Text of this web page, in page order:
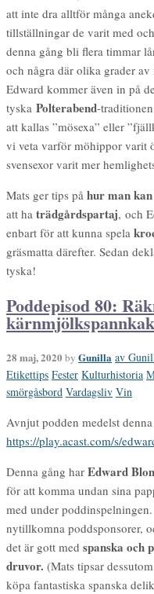
att inte dra alltför många
tillställningar de varit med
denna gång bli flera timmar
och några där olika grader
Edward kommer även in på
tyska Polterabend-
att kallas ”mösexa” eller
vi veta varför möhippor varit
svensexor varit mer
Mats ger tips på hur man
att ha trädgårdspartaj, och
enbart för att kunna spela
gräsmatta därefter. Sedan
tyska!
Poddepisod 80:
28 maj, 2020 by Gunilla av
Etikettips Fester Kulturhistoria
smörgåsbord Vardagsliv Vin
Avnjut podden medelst
https://play.acast.com/s/
Denna gång har Edward
för att komma undan sina
med under
nytillkomna poddsponsorer,
det är gott med spanska och
druvor. (Mats tipsar
köpa fantastiska spanska